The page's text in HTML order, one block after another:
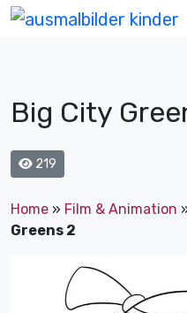
Big City
219
Home » Film & Animation
Greens 2